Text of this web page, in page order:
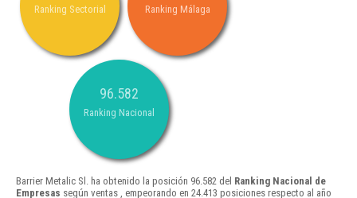
Ranking Sectorial Ranking Málaga
96.582
Ranking Nacional
Barrier Metalic Sl. ha obtenido la posición 96.582 del Ranking Nacional de
Empresas según ventas , empeorando en 24.413 posiciones respecto al año